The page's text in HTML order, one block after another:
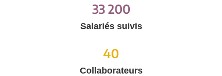
Salariés suivis
33 200
Collaborateurs
40